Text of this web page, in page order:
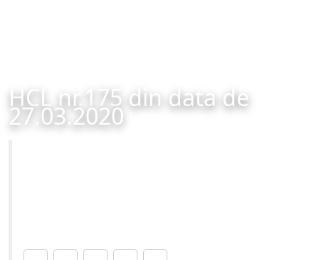
HCL nr.175 din data de
27.03.2020